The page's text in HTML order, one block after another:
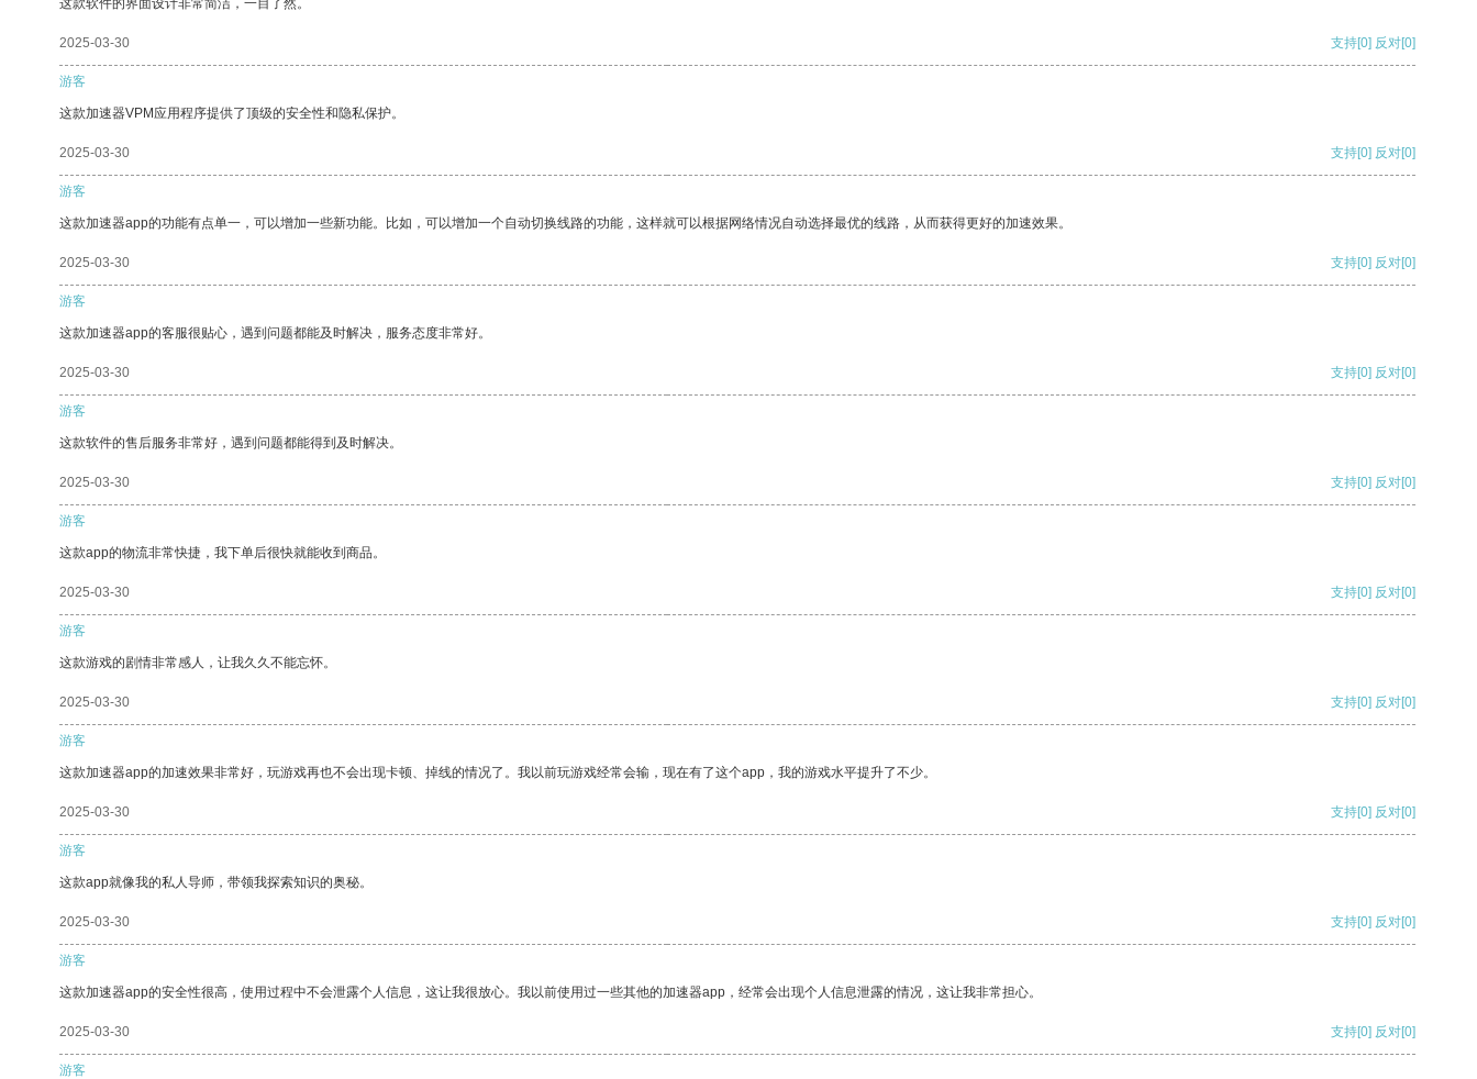
这款软件的界面设计非常简洁，一目了然。
2025-03-30 支持[0] 反对[0]
游客
这款加速器VPM应用程序提供了顶级的安全性和隐私保护。
2025-03-30 支持[0] 反对[0]
游客
这款加速器app的功能有点单一，可以增加一些新功能。比如，可以增加一个自动切换线路的功能，这样就可以根据网络情况自动选择最优的线路，从而获得更好的加速效果。
2025-03-30 支持[0] 反对[0]
游客
这款加速器app的客服很贴心，遇到问题都能及时解决，服务态度非常好。
2025-03-30 支持[0] 反对[0]
游客
这款软件的售后服务非常好，遇到问题都能得到及时解决。
2025-03-30 支持[0] 反对[0]
游客
这款app的物流非常快捷，我下单后很快就能收到商品。
2025-03-30 支持[0] 反对[0]
游客
这款游戏的剧情非常感人，让我久久不能忘怀。
2025-03-30 支持[0] 反对[0]
游客
这款加速器app的加速效果非常好，玩游戏再也不会出现卡顿、掉线的情况了。我以前玩游戏经常会输，现在有了这个app，我的游戏水平提升了不少。
2025-03-30 支持[0] 反对[0]
游客
这款app就像我的私人导师，带领我探索知识的奥秘。
2025-03-30 支持[0] 反对[0]
游客
这款加速器app的安全性很高，使用过程中不会泄露个人信息，这让我很放心。我以前使用过一些其他的加速器app，经常会出现个人信息泄露的情况，这让我非常担心。
2025-03-30 支持[0] 反对[0]
游客